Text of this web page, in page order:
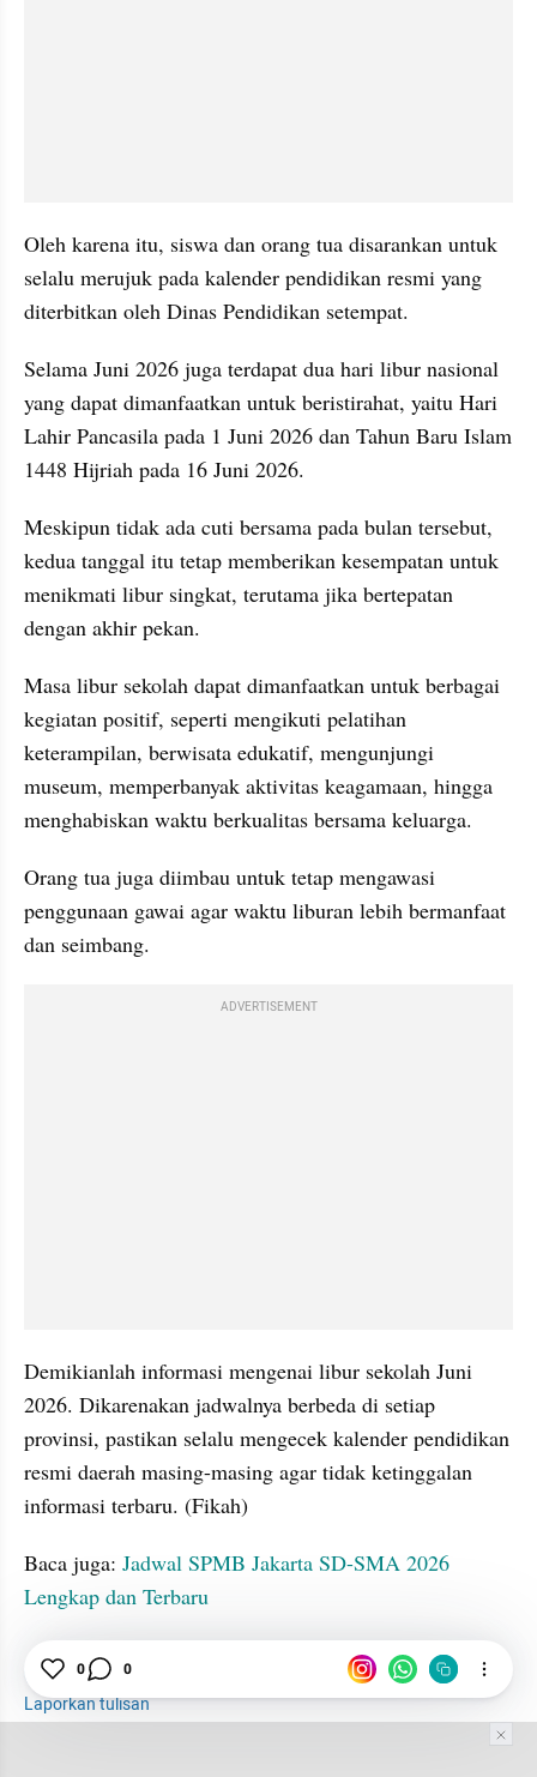
Oleh karena itu, siswa dan orang tua disarankan untuk
selalu merujuk pada kalender pendidikan resmi yang
diterbitkan oleh Dinas Pendidikan setempat.
Selama Juni 2026 juga terdapat dua hari libur nasional
yang dapat dimanfaatkan untuk beristirahat, yaitu Hari
Lahir Pancasila pada 1 Juni 2026 dan Tahun Baru Islam
1448 Hijriah pada 16 Juni 2026.
Meskipun tidak ada cuti bersama pada bulan tersebut,
kedua tanggal itu tetap memberikan kesempatan untuk
menikmati libur singkat, terutama jika bertepatan
dengan akhir pekan.
Masa libur sekolah dapat dimanfaatkan untuk berbagai
kegiatan positif, seperti mengikuti pelatihan
keterampilan, berwisata edukatif, mengunjungi
museum, memperbanyak aktivitas keagamaan, hingga
menghabiskan waktu berkualitas bersama keluarga.
Orang tua juga diimbau untuk tetap mengawasi
penggunaan gawai agar waktu liburan lebih bermanfaat
dan seimbang.
ADVERTISEMENT
Demikianlah informasi mengenai libur sekolah Juni
2026. Dikarenakan jadwalnya berbeda di setiap
provinsi, pastikan selalu mengecek kalender pendidikan
resmi daerah masing-masing agar tidak ketinggalan
informasi terbaru. (Fikah)
Baca juga: Jadwal SPMB Jakarta SD-SMA 2026
Lengkap dan Terbaru
tatatax2
Libur
Laporkan tulisan
0 0